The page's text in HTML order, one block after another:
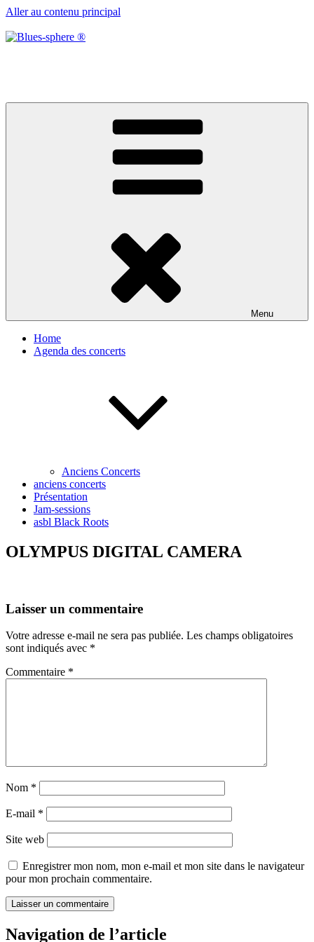
Aller au contenu principal
Menu
Home
Agenda des concerts
Anciens Concerts
anciens concerts
Présentation
Jam-sessions
asbl Black Roots
OLYMPUS DIGITAL CAMERA
Laisser un commentaire
Votre adresse e-mail ne sera pas publiée. Les champs obligatoires
sont indiqués avec *
Commentaire *
Nom *
E-mail *
Site web
Enregistrer mon nom, mon e-mail et mon site dans le navigateur
pour mon prochain commentaire.
Navigation de l’article